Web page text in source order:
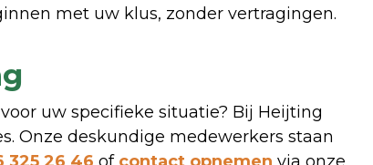
met uw klus, zonder vertragingen.
uw specifieke situatie? Bij Heijting
Onze deskundige medewerkers staan